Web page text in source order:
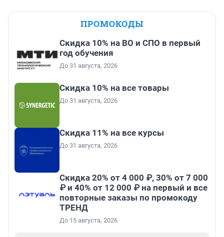
ПРОМОКОДЫ
Скидка 10% на ВО и СПО в первый
год обучения
До 31 августа, 2026
Скидка 10% на все товары
До 31 августа, 2026
Скидка 11% на все курсы
До 31 августа, 2026
Скидка 20% от 4 000 ₽, 30% от 7 000
₽ и 40% от 12 000 ₽ на первый и все
повторные заказы по промокоду
ТРЕНД
До 15 августа, 2026